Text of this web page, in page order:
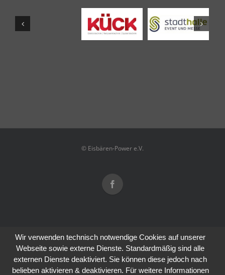
© Eisbären-Power e.V.
Wir verwenden technisch notwendige Cookies auf unserer
Webseite sowie externe Dienste. Standardmäßig sind alle
externen Dienste deaktiviert. Sie können diese jedoch nach
belieben aktivieren & deaktivieren. Für weitere Informationen